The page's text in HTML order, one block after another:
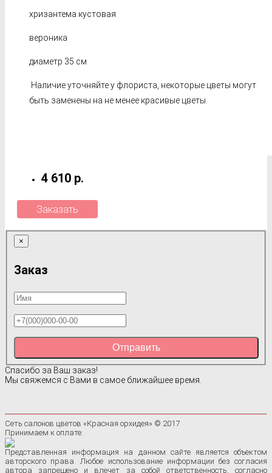
хризантема кустовая
вероника
диаметр 35 см
Наличие уточняйте у флориста, некоторые цветы могут
быть заменены на не менее красивые цветы.
4 610 р.
Заказать
×
Заказ
Отправить
Спасибо за Ваш заказ!
Мы свяжемся с Вами в самое ближайшее время.
Сеть салонов цветов «Красная орхидея» © 2017
Принимаем к оплате:
Представленная информация на данном сайте является объектом
авторского права. Любое использование информации без согласия
автора запрещено и влечет за собой ответственность, согласно